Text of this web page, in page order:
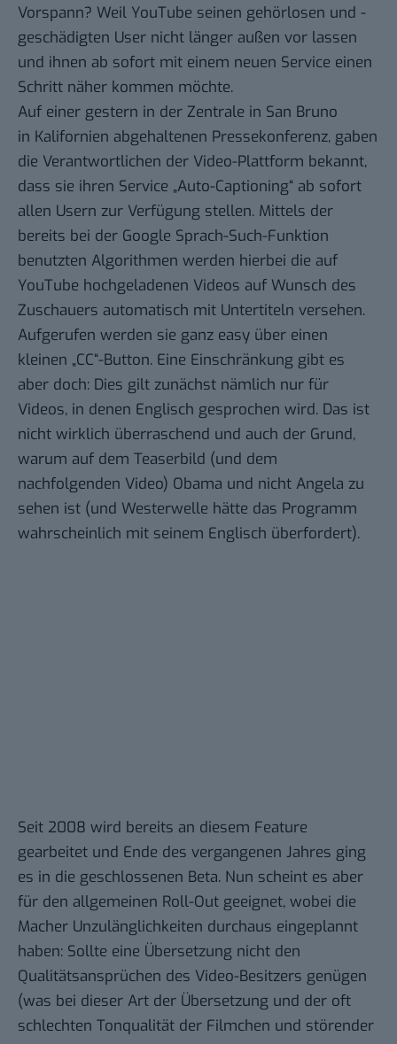
Vorspann? Weil YouTube seinen gehörlosen und -
geschädigten User nicht länger außen vor lassen
und ihnen ab sofort mit einem neuen Service einen
Schritt näher kommen möchte.
Auf einer gestern in der Zentrale in San Bruno
in Kalifornien abgehaltenen Pressekonferenz, gaben
die Verantwortlichen der Video-Plattform bekannt,
dass sie ihren Service „Auto-Captioning“ ab sofort
allen Usern zur Verfügung stellen. Mittels der
bereits bei der Google Sprach-Such-Funktion
benutzten Algorithmen werden hierbei die auf
YouTube hochgeladenen Videos auf Wunsch des
Zuschauers automatisch mit Untertiteln versehen.
Aufgerufen werden sie ganz easy über einen
kleinen „CC“-Button. Eine Einschränkung gibt es
aber doch: Dies gilt zunächst nämlich nur für
Videos, in denen Englisch gesprochen wird. Das ist
nicht wirklich überraschend und auch der Grund,
warum auf dem Teaserbild (und dem
nachfolgenden Video) Obama und nicht Angela zu
sehen ist (und Westerwelle hätte das Programm
wahrscheinlich mit seinem Englisch überfordert).
Seit 2008 wird bereits an diesem Feature
gearbeitet und Ende des vergangenen Jahres ging
es in die geschlossenen Beta. Nun scheint es aber
für den allgemeinen Roll-Out geeignet, wobei die
Macher Unzulänglichkeiten durchaus eingeplannt
haben: Sollte eine Übersetzung nicht den
Qualitätsansprüchen des Video-Besitzers genügen
(was bei dieser Art der Übersetzung und der oft
schlechten Tonqualität der Filmchen und störender